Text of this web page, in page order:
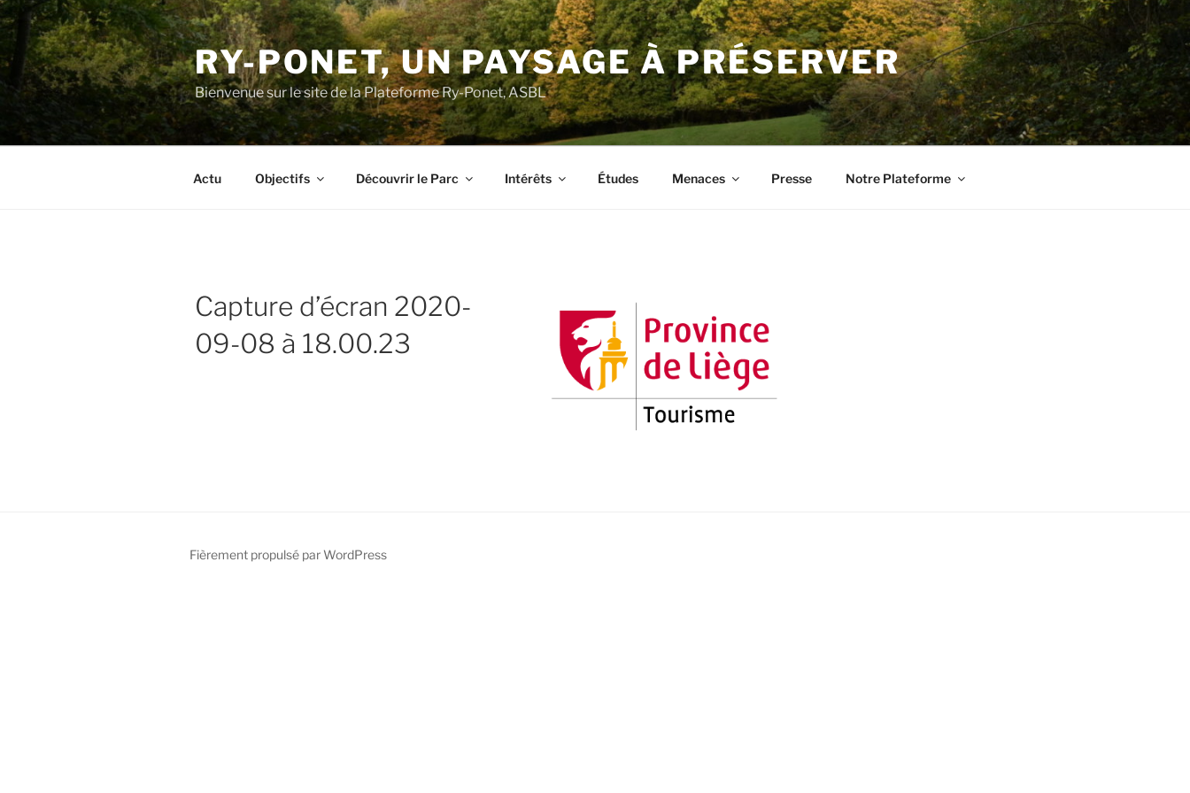
Aller
au
contenu
principal
RY-PONET, UN PAYSAGE À PRÉSERVER
Bienvenue sur le site de la Plateforme Ry-Ponet, ASBL
Actu Objectifs Découvrir le Parc Intérêts Études Menaces Presse Notre Plateforme
Capture d’écran 2020-
09-08 à 18.00.23
Fièrement propulsé par WordPress